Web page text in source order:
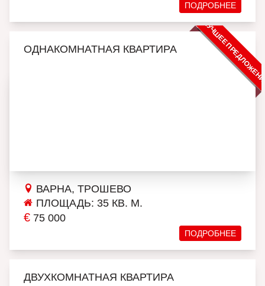
ПОДРОБНЕЕ
ЛУЧШЕЕ
ОДНАКОМНАТНАЯ КВАРТИРА
ВАРНА, ТРОШЕВО
ПЛОЩАДЬ: 35 КВ. М.
€ 75 000
ПОДРОБНЕЕ
ДВУХКОМНАТНАЯ КВАРТИРА